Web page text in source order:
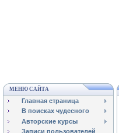
МЕНЮ САЙТА
Главная страница
В поисках чудесного
Авторские курсы
Записи пользователей